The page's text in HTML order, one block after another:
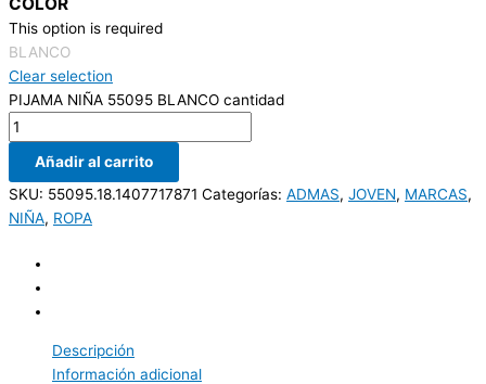
This option is required
BLANCO
Clear selection
PIJAMA NIÑA 55095 BLANCO cantidad
Añadir al carrito
SKU: 55095.18.1407717871 Categorías: ADMAS, JOVEN, MARCAS,
NIÑA, ROPA
Descripción
Información adicional